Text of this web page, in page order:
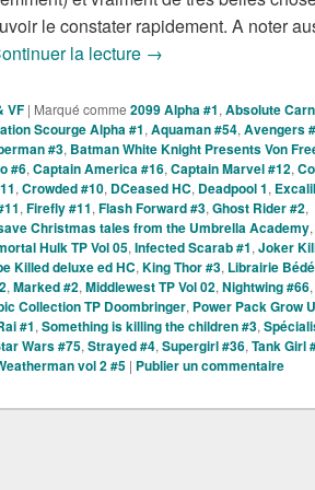
le constater rapidement. A noter
la lecture Sorties des Comics
→
VF | Marqué comme 2099 Alpha #1, Absolute
Scourge Alpha #1, Aquaman #54, Avengers
#3, Batman White Knight Presents Von
#6, Captain America #16, Captain Marvel #12,
, Crowded #10, DCeased HC, Deadpool 1,
, Firefly #11, Flash Forward #3, Ghost Rider #2,
Christmas tales from the Umbrella Academy,
Hulk TP Vol 05, Infected Scarab #1, Joker
Killed deluxe ed HC, King Thor #3, Librairie
, Marked #2, Middlewest TP Vol 02, Nightwing #66,
Collection TP Doombringer, Power Pack Grow
#1, Something is killing the children #3,
Wars #75, Strayed #4, Supergirl #36, Tank Girl
vol 2 #5 | Publier un commentaire